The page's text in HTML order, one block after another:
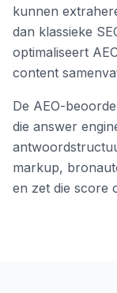
kunnen
dan klassieke
optimaliseert
content
De AEO-
die answer
markup,
en zet die score